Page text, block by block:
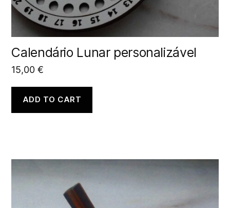
Calendário Lunar personalizável
15,00€
ADD TO CART